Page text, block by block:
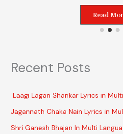
Read
Recent Posts
Laagi Lagan Shankar Lyrics in
Jagannath Chaka Nain Lyrics in
Shri Ganesh Bhajan In Multi